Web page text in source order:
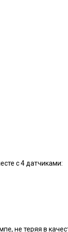
с 4 датчиками:
не теряя в